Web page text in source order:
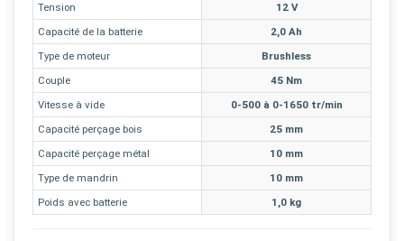
Tension
12 V
Capacité de la batterie
2,0 Ah
Type de moteur
Brushless
Couple
45 Nm
Vitesse à vide
0-500 à 0-1650 tr/min
Capacité perçage bois
25 mm
Capacité perçage métal
10 mm
Type de mandrin
10 mm
Poids avec batterie
1,0 kg